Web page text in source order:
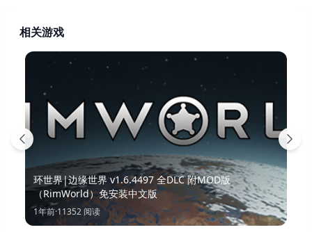
相关游戏
环世界|边缘世界 v1.6.4497 全DLC 附MOD版
（RimWorld）免安装中文版
1年前·11352 阅读